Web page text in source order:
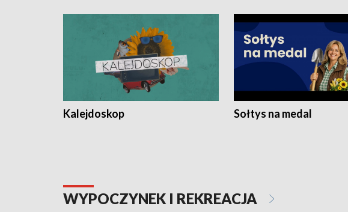
Kalejdoskop Sołtys na medal
WYPOCZYNEK I REKREACJA